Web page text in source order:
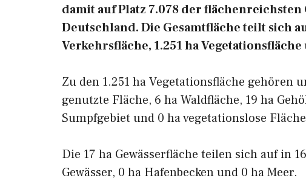
damit auf Platz 7.078 der
Deutschland. Die Gesamtfläche teilt sich
Verkehrsfläche, 1.251 ha
Zu den 1.251 ha Vegetationsfläche
genutzte Fläche, 6 ha Waldfläche, 19 ha
Sumpfgebiet und 0 ha vegetationslose
Die 17 ha Gewässerfläche teilen sich auf in
Gewässer, 0 ha Hafenbecken und 0 ha Meer.